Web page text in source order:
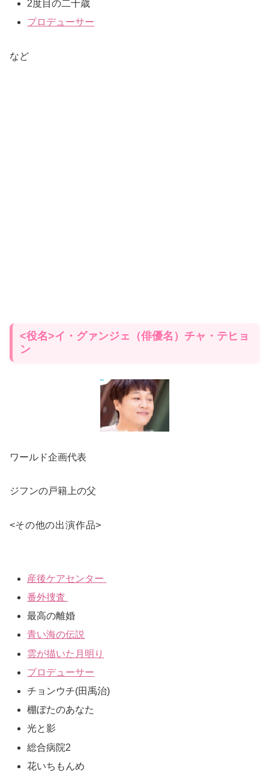
2度目の二十歳
プロデューサー
など
<役名>イ・グァンジェ（俳優名）チャ・テヒョ
ン
ワールド企画代表
ジフンの戸籍上の父
<その他の出演作品>
産後ケアセンター
番外捜査
最高の離婚
青い海の伝説
雲が描いた月明り
プロデューサー
チョンウチ(田禹治)
棚ぼたのあなた
光と影
総合病院2
花いちもんめ